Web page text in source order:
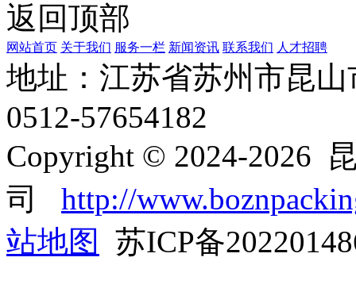
返回顶部
网站首页 关于我们 服务一栏 新闻资讯 联系我们 人才招聘
地址：江苏省苏州市昆
0512-57654182
Copyright © 2024-2026
司 http://
站地图
苏ICP备